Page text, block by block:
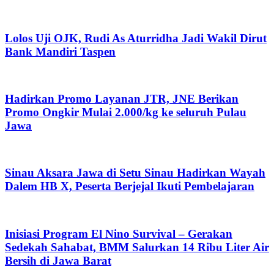
Lolos Uji OJK, Rudi As Aturridha Jadi Wakil Dirut
Bank Mandiri Taspen
Hadirkan Promo Layanan JTR, JNE Berikan
Promo Ongkir Mulai 2.000/kg ke seluruh Pulau
Jawa
Sinau Aksara Jawa di Setu Sinau Hadirkan Wayah
Dalem HB X, Peserta Berjejal Ikuti Pembelajaran
Inisiasi Program El Nino Survival – Gerakan
Sedekah Sahabat, BMM Salurkan 14 Ribu Liter Air
Bersih di Jawa Barat